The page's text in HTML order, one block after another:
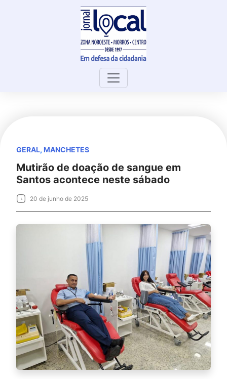
GERAL, MANCHETES
Mutirão de doação de sangue em
Santos acontece neste sábado
20 de junho de 2025